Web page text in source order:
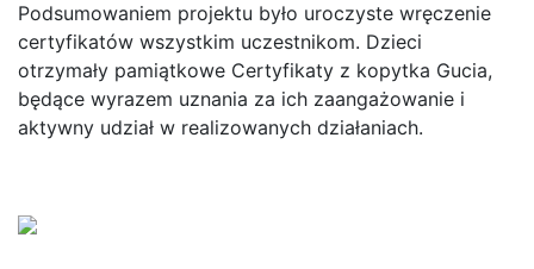
Podsumowaniem projektu było uroczyste wręczenie
certyfikatów wszystkim uczestnikom. Dzieci
otrzymały pamiątkowe Certyfikaty z kopytka Gucia,
będące wyrazem uznania za ich zaangażowanie i
aktywny udział w realizowanych działaniach.